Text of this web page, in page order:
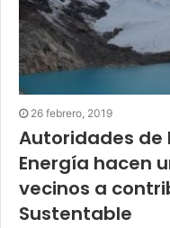
26 febrero, 2019
Autoridades de
Energía hacen
vecinos a
Sustentable